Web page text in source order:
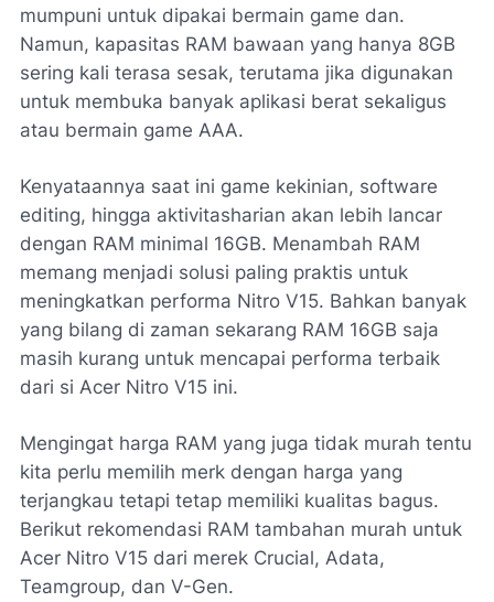
mumpuni untuk dipakai bermain game dan.
Namun, kapasitas RAM bawaan yang hanya 8GB
sering kali terasa sesak, terutama jika digunakan
untuk membuka banyak aplikasi berat sekaligus
atau bermain game AAA.
Kenyataannya saat ini game kekinian, software
editing, hingga aktivitasharian akan lebih lancar
dengan RAM minimal 16GB. Menambah RAM
memang menjadi solusi paling praktis untuk
meningkatkan performa Nitro V15. Bahkan banyak
yang bilang di zaman sekarang RAM 16GB saja
masih kurang untuk mencapai performa terbaik
dari si Acer Nitro V15 ini.
Mengingat harga RAM yang juga tidak murah tentu
kita perlu memilih merk dengan harga yang
terjangkau tetapi tetap memiliki kualitas bagus.
Berikut rekomendasi RAM tambahan murah untuk
Acer Nitro V15 dari merek Crucial, Adata,
Teamgroup, dan V-Gen.